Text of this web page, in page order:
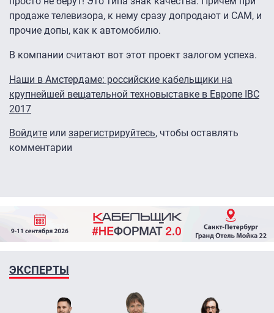
продаже телевизора, к нему сразу допродают и САМ, и
прочие допы, как к автомобилю.
В компании считают вот этот проект залогом успеха.
Наши в Амстердаме: российские кабельщики на
крупнейшей вещательной техновыставке в Европе IBC
2017
Войдите или зарегистрируйтесь, чтобы оставлять
комментарии
ЭКСПЕРТЫ